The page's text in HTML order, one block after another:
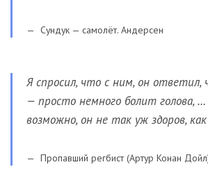
Сундук — самолёт. Андерсен
Я спросил, что с ним, он ответил,
— просто немного болит голова,
возможно, он не так уж здоров,
Пропавший регбист (Артур Конан